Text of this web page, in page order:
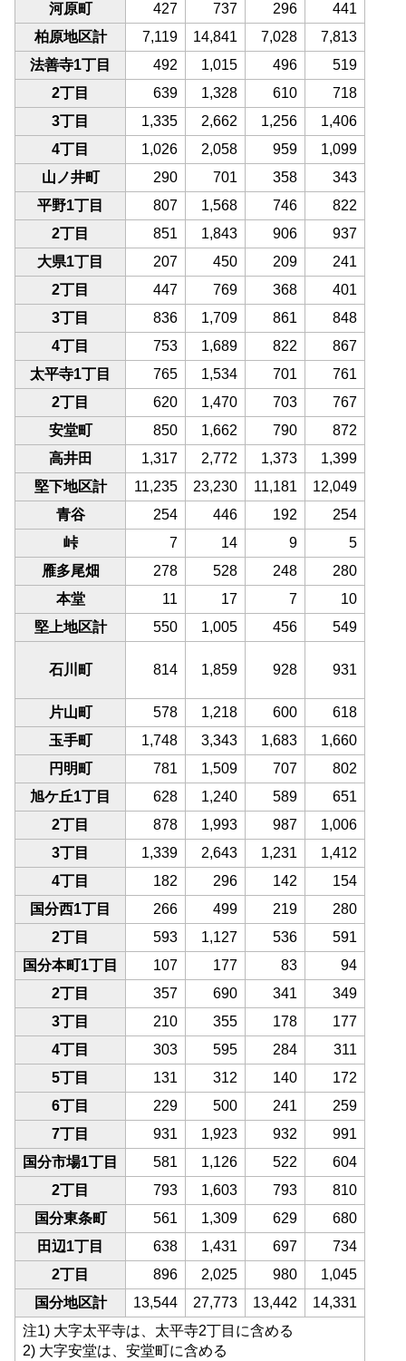
河原町
427 737 296
441
柏原地区計
7,119 14,841 7,028
7,813
法善寺1丁目
492 1,015 496
519
2丁目
639 1,328 610
718
3丁目
1,335 2,662 1,256
1,406
4丁目
1,026 2,058 959
1,099
山ノ井町
290 701 358
343
平野1丁目
807 1,568 746
822
2丁目
851 1,843 906
937
大県1丁目
207 450 209
241
2丁目
447 769 368
401
3丁目
836 1,709 861
848
4丁目
753 1,689 822
867
太平寺1丁目
765 1,534 701
761
2丁目
620 1,470 703
767
安堂町
850 1,662 790
872
高井田
1,317 2,772 1,373
1,399
堅下地区計
11,235 23,230 11,181
12,049
青谷
254 446 192
254
峠
7 14 9
5
雁多尾畑
278 528 248
280
本堂
11 17 7
10
堅上地区計
550 1,005 456 549
石川町 814 1,859 928 931
片山町 578 1,218 600
618
玉手町
1,748 3,343 1,683
1,660
円明町
781 1,509 707
802
旭ケ丘1丁目
628 1,240 589
651
2丁目
878 1,993 987
1,006
3丁目
1,339 2,643 1,231
1,412
4丁目
182 296 142
154
国分西1丁目
266 499 219
280
2丁目
593 1,127 536
591
国分本町1丁目
107 177 83
94
2丁目
357 690 341
349
3丁目
210 355 178
177
4丁目
303 595 284
311
5丁目
131 312 140
172
6丁目
229 500 241
259
7丁目
931 1,923 932
991
国分市場1丁目
581 1,126 522
604
2丁目
793 1,603 793
810
国分東条町
561 1,309 629
680
田辺1丁目
638 1,431 697
734
2丁目
896 2,025 980
1,045
国分地区計
13,544 27,773 13,442
14,331
注1) 大字太平寺は、太平寺2丁目に含める
2) 大字安堂は、安堂町に含める